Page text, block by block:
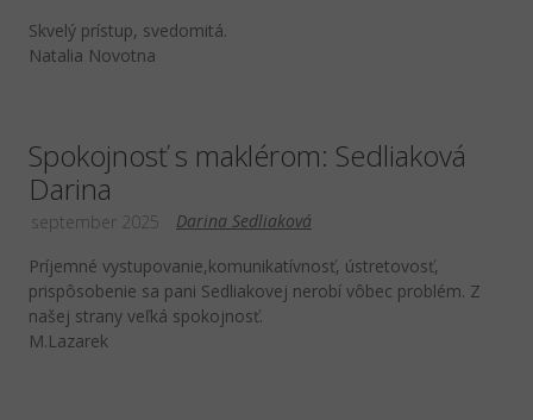
Skvelý prístup, svedomitá.
Natalia Novotna
Spokojnosť s maklérom: Sedliaková
Darina
Darina Sedliaková
september 2025
Príjemné vystupovanie,komunikatívnosť, ústretovosť,
prispôsobenie sa pani Sedliakovej nerobí vôbec problém. Z
našej strany veľká spokojnosť.
M.Lazarek